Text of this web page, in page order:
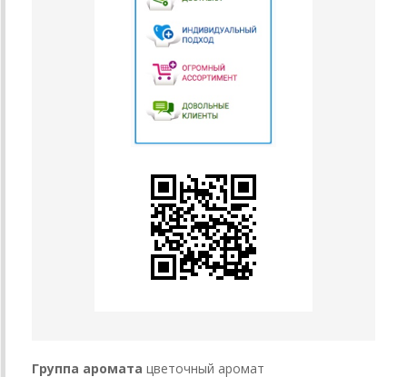
Группа аромата цветочный аромат